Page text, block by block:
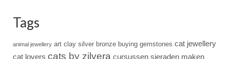
Tags
animal jewellery art clay silver bronze buying gemstones cat jewellery
cat lovers cats by zilvera cursussen sieraden maken